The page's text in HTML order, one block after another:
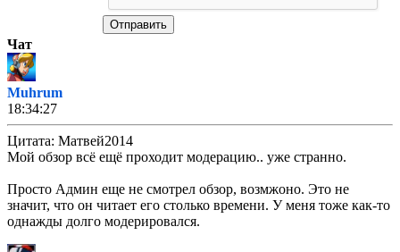
Отправить
Чат
Muhrum
18:34:27
Цитата: Матвей2014
Мой обзор всё ещё проходит модерацию.. уже странно.
Просто Админ еще не смотрел обзор, возмжоно. Это не
значит, что он читает его столько времени. У меня тоже как-то
однажды долго модерировался.